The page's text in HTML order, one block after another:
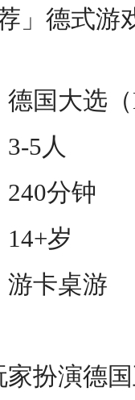
国大选
5人
分钟
岁
游卡桌游
家扮演德